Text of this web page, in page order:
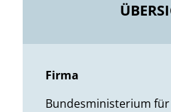
Firma
Bundesministerium